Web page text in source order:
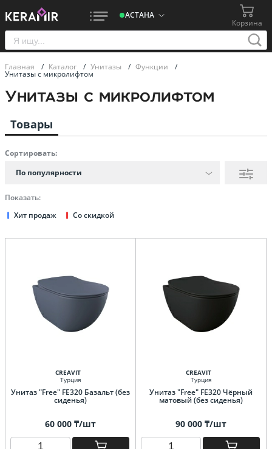
АСТАНА
Корзина
Главная / Каталог / Унитазы / Функции /
Унитазы с микролифтом
Унитазы с микролифтом
Товары
Сортировать:
По популярности
Показать:
Хит продаж
Со скидкой
CREAVIT
Турция
Унитаз "Free" FE320 Базальт (без
сиденья)
60 000 ₸/шт
CREAVIT
Турция
Унитаз "Free" FE320 Чёрный
матовый (без сиденья)
90 000 ₸/шт